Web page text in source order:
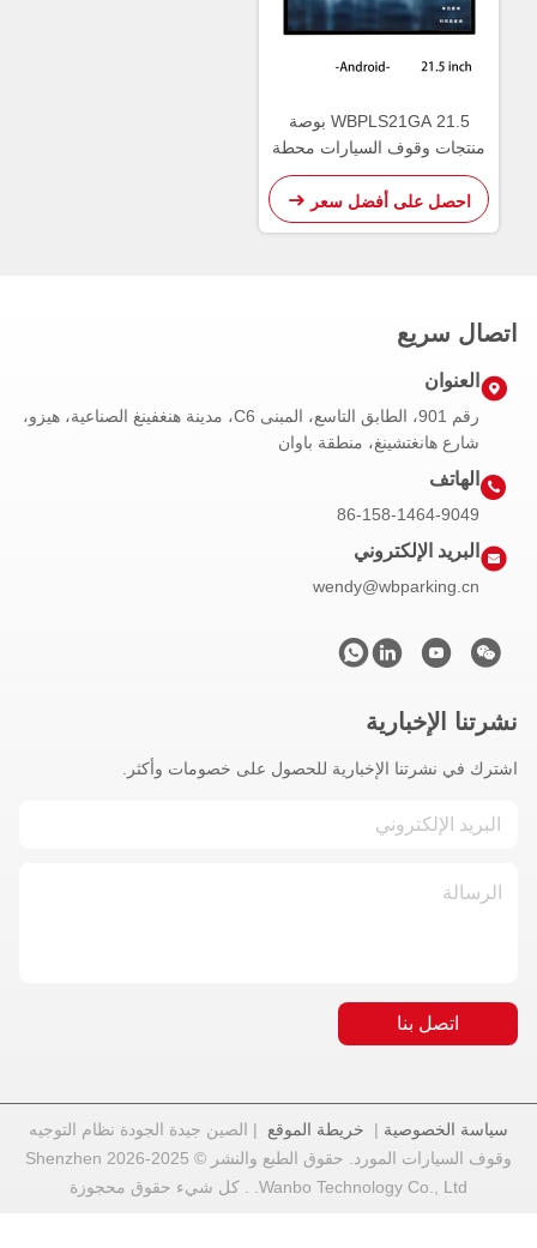
WBPLS21GA 21.5 بوصة
منتجات وقوف السيارات محطة
استفسار المركبات
احصل على أفضل سعر
اتصال سريع
العنوان
رقم 901، الطابق التاسع، المبنى C6، مدينة هنغفينغ الصناعية، هيزو،
شارع هانغتشينغ، منطقة باوان
الهاتف
86-158-1464-9049
البريد الإلكتروني
wendy@wbparking.cn
نشرتنا الإخبارية
اشترك في نشرتنا الإخبارية للحصول على خصومات وأكثر.
اتصل بنا
سياسة الخصوصية| خريطة الموقع| الصين جيدة الجودة نظام التوجيه
وقوف السيارات المورد. حقوق الطبع والنشر © 2025-2026 Shenzhen
Wanbo Technology Co., Ltd. . كل شيء حقوق محجوزة